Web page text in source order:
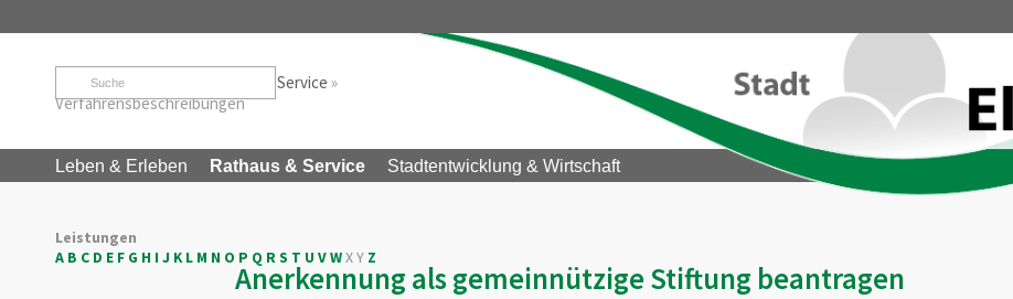
Startseite Service »
Verfahrensbeschreibungen
Leben & Erleben Rathaus & Service Stadtentwicklung & Wirtschaft
Leistungen
A B C D E F G H I J K L M N O P Q RS T U VWXY Z
Anerkennung als gemeinnützige Stiftung beantragen